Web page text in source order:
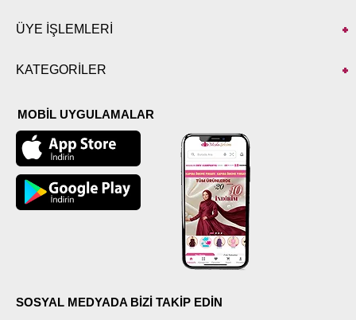
ÜYE İŞLEMLERİ
KATEGORİLER
MOBİL UYGULAMALAR
SOSYAL MEDYADA BİZİ TAKİP EDİN